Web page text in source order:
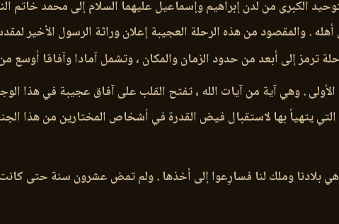
الكبرى من لدن إبراهيم وإسماعيل عليهما السلام إلى محمد خاتم
. والمقصود من هذه الرحلة العجيبة إعلان وراثة الرسول الأخير
ترمز إلى أبعد من حدود الزمان والمكان ، وتشمل آمادا وآفاقا أوسع
. وهي آية من آيات الله ، تفتح القلب على آفاق عجيبة في هذا
يتهيأ بها لاستقبال فيض القدرة في أشخاص المختارين من هذا
هي بلادنا وملك لنا فسارِعوا إلى أخذها . ولم تمض عشرون سنة حتى